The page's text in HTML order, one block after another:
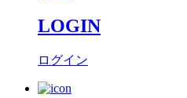
LOGIN
ログイン